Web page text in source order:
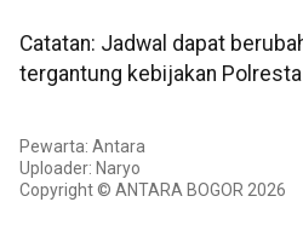
Catatan: Jadwal dapat
tergantung kebijakan
Pewarta: Antara
Uploader: Naryo
Copyright © ANTARA BOGOR 2026